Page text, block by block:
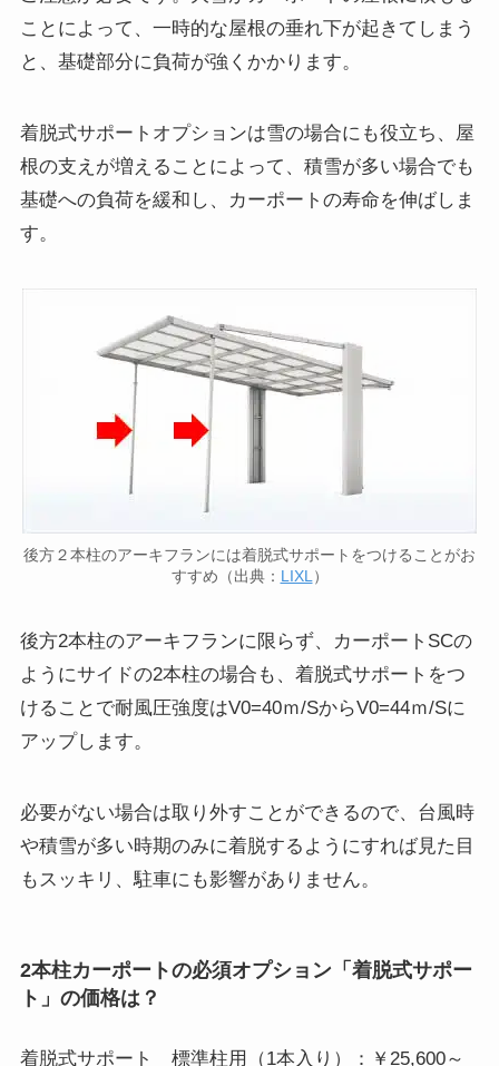
ことによって、一時的な屋根の垂れ下が起きてしまう
と、基礎部分に負荷が強くかかります。
着脱式サポートオプションは雪の場合にも役立ち、屋
根の支えが増えることによって、積雪が多い場合でも
基礎への負荷を緩和し、カーポートの寿命を伸ばしま
す。
後方２本柱のアーキフランには着脱式サポートをつけることがお
すすめ（出典： LIXL）
後方2本柱のアーキフランに限らず、カーポートSCの
ようにサイドの2本柱の場合も、着脱式サポートをつ
けることで耐風圧強度はV0=40ｍ/SからV0=44ｍ/Sに
アップします。
必要がない場合は取り外すことができるので、台風時
や積雪が多い時期のみに着脱するようにすれば見た目
もスッキリ、駐車にも影響がありません。
2本柱カーポートの必須オプション「着脱式サポー
ト」の価格は？
着脱式サポート 標準柱用（1本入り）：￥25,600～